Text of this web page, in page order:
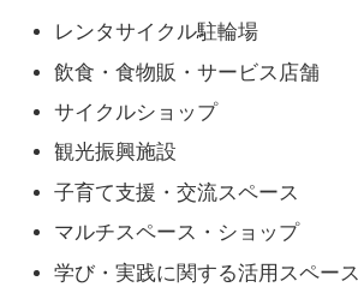
レンタサイクル駐輪場
飲食・食物販・サービス店舗
サイクルショップ
観光振興施設
子育て支援・交流スペース
マルチスペース・ショップ
学び・実践に関する活用スペース